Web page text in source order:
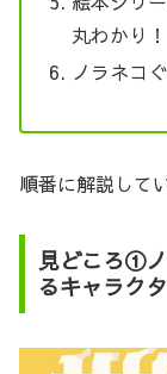
丸わかり！
ノラネコ
順番に解説して
見どころ①
るキャラク